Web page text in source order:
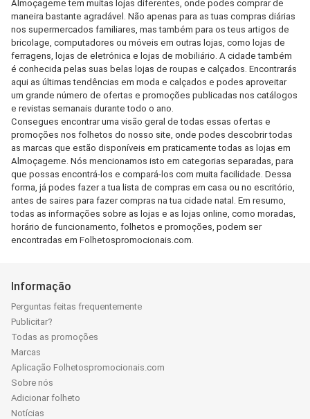
Almoçageme tem muitas lojas diferentes, onde podes comprar de
maneira bastante agradável. Não apenas para as tuas compras diárias
nos supermercados familiares, mas também para os teus artigos de
bricolage, computadores ou móveis em outras lojas, como lojas de
ferragens, lojas de eletrónica e lojas de mobiliário. A cidade também
é conhecida pelas suas belas lojas de roupas e calçados. Encontrarás
aqui as últimas tendências em moda e calçados e podes aproveitar
um grande número de ofertas e promoções publicadas nos catálogos
e revistas semanais durante todo o ano.
Consegues encontrar uma visão geral de todas essas ofertas e
promoções nos folhetos do nosso site, onde podes descobrir todas
as marcas que estão disponíveis em praticamente todas as lojas em
Almoçageme. Nós mencionamos isto em categorias separadas, para
que possas encontrá-los e compará-los com muita facilidade. Dessa
forma, já podes fazer a tua lista de compras em casa ou no escritório,
antes de saires para fazer compras na tua cidade natal. Em resumo,
todas as informações sobre as lojas e as lojas online, como moradas,
horário de funcionamento, folhetos e promoções, podem ser
encontradas em Folhetospromocionais.com.
Informação
Perguntas feitas frequentemente
Publicitar?
Todas as promoções
Marcas
Aplicação Folhetospromocionais.com
Sobre nós
Adicionar folheto
Notícias